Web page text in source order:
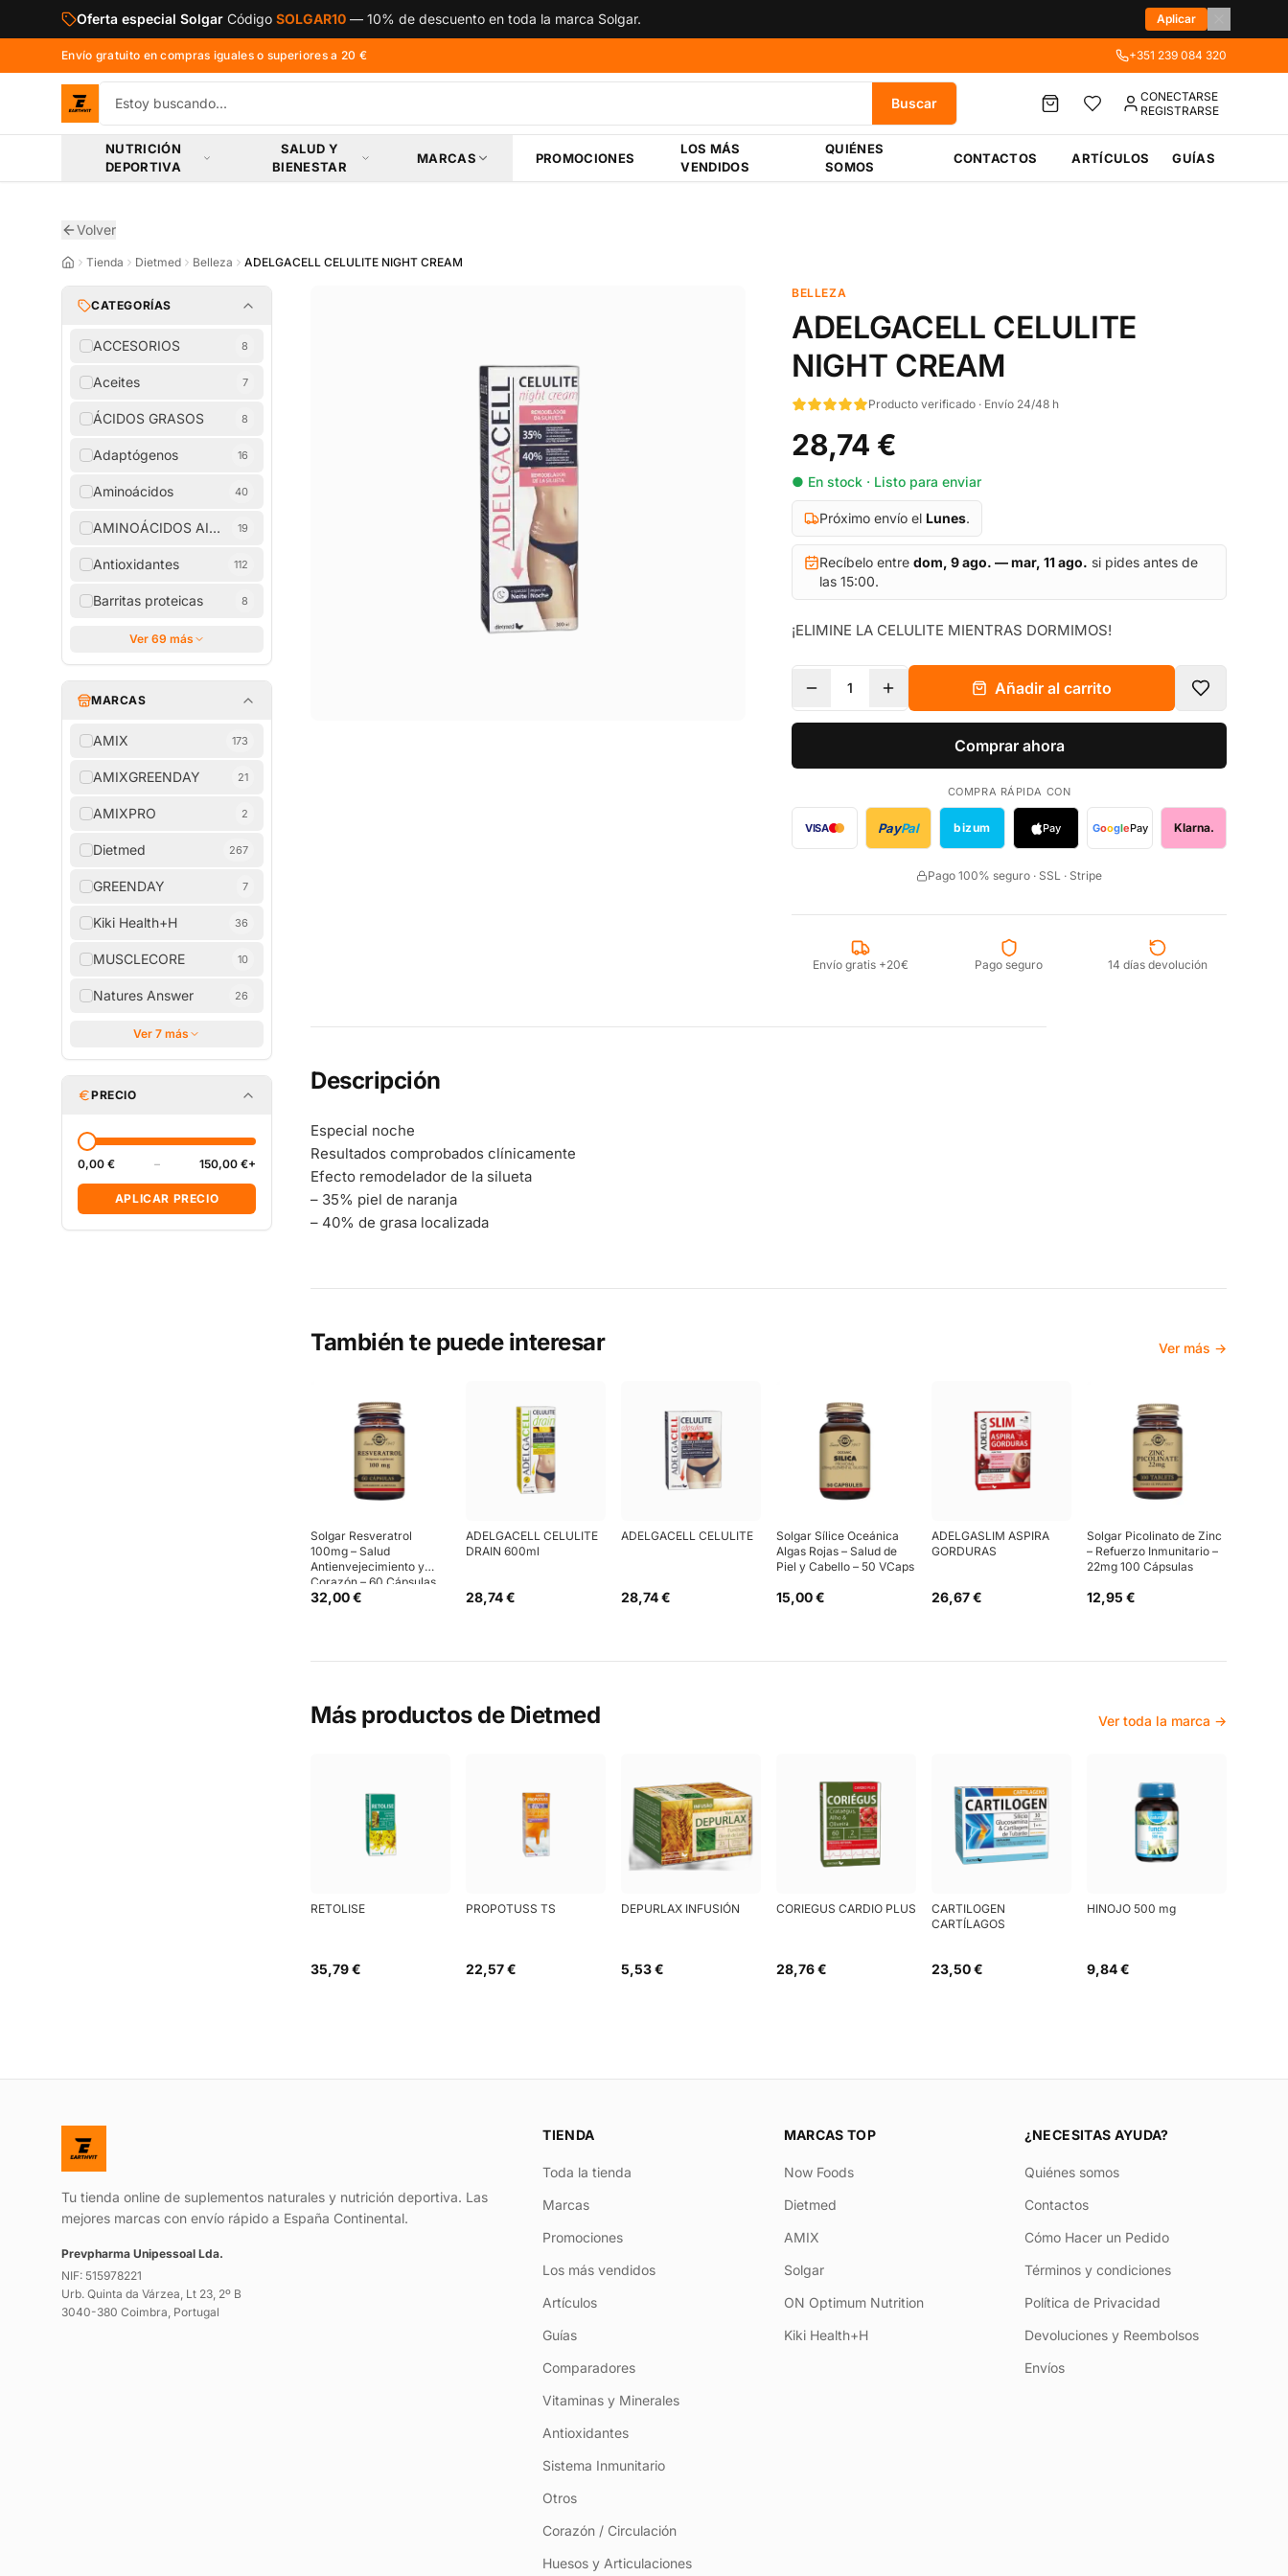
Saltar al contenido principal
Oferta especial NOW Foods CódigoNOW10—10% de descuento en toda la marca NOW Foods. Aplicar
Envío gratuito en compras iguales o superiores a 20 € +351 239 084 320
Buscar
CONECTARSE
REGISTRARSE
NUTRICIÓN
DEPORTIVA
SALUD Y
BIENESTAR
MARCAS PROMOCIONES
LOS MÁS
VENDIDOS
QUIÉNES
SOMOS
CONTACTOS ARTÍCULOS GUÍAS
Volver
Tienda Dietmed Belleza ADELGACELL CELULITE NIGHT CREAM
CATEGORÍAS
ACCESORIOS 8
Aceites 7
ÁCIDOS GRASOS 8
Adaptógenos 16
Aminoácidos 40
AMINOÁCIDOS AISLADOS
19
Antioxidantes 112
Barritas proteicas 8
Ver 69 más
MARCAS
AMIX 173
AMIXGREENDAY 21
AMIXPRO 2
Dietmed 267
GREENDAY 7
Kiki Health+H 36
MUSCLECORE 10
Natures Answer 26
Ver 7 más
PRECIO
0,00 € – 150,00 €+
APLICAR PRECIO
BELLEZA
ADELGACELL CELULITE
NIGHT CREAM
Producto verificado · Envío 24/48 h
28,74 €
● En stock · Listo para enviar
Próximo envío el Lunes.
Recíbelo entre dom, 9 ago. — mar, 11 ago. si pides antes de
las 15:00.
¡ELIMINE LA CELULITE MIENTRAS DORMIMOS!
1 Añadir al carrito
Comprar ahora
COMPRA RÁPIDA CON
VISA PayPal bizum Pay GooglePay Klarna.
Pago 100% seguro · SSL · Stripe
Envío gratis +20€ Pago seguro 14 días devolución
Descripción
Especial noche
Resultados comprobados clínicamente
Efecto remodelador de la silueta
– 35% piel de naranja
– 40% de grasa localizada
También te puede interesar Ver más →
Solgar Resveratrol
100mg – Salud
Antienvejecimiento y
Corazón – 60 Cápsulas
32,00 €
ADELGACELL CELULITE
DRAIN 600ml
28,74 €
ADELGACELL CELULITE
28,74 €
Solgar Sílice Oceánica
Algas Rojas – Salud de
Piel y Cabello – 50 VCaps
15,00 €
ADELGASLIM ASPIRA
GORDURAS
26,67 €
Solgar Picolinato de Zinc
– Refuerzo Inmunitario –
22mg 100 Cápsulas
12,95 €
Más productos de Dietmed Ver toda la marca →
RETOLISE
35,79 €
PROPOTUSS TS
22,57 €
DEPURLAX INFUSIÓN
5,53 €
CORIEGUS CARDIO PLUS
28,76 €
CARTILOGEN
CARTÍLAGOS
23,50 €
HINOJO 500 mg
9,84 €
Tu tienda online de suplementos naturales y nutrición deportiva. Las
mejores marcas con envío rápido a España Continental.
Prevpharma Unipessoal Lda.
NIF: 515978221
Urb. Quinta da Várzea, Lt 23, 2º B
3040-380 Coimbra, Portugal
TIENDA
Toda la tienda
Marcas
Promociones
Los más vendidos
Artículos
Guías
Comparadores
Vitaminas y Minerales
Antioxidantes
Sistema Inmunitario
Otros
Corazón / Circulación
Huesos y Articulaciones
MARCAS TOP
Now Foods
Dietmed
AMIX
Solgar
ON Optimum Nutrition
Kiki Health+H
¿NECESITAS AYUDA?
Quiénes somos
Contactos
Cómo Hacer un Pedido
Términos y condiciones
Política de Privacidad
Devoluciones y Reembolsos
Envíos